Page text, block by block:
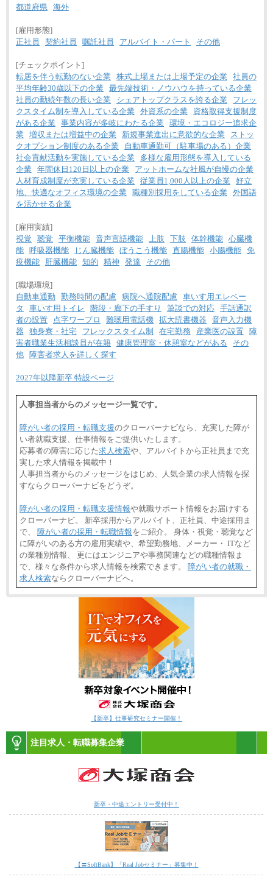
都道府県
海外
[雇用形態]
正社員
契約社員 嘱託社員 アルバイト・パート その他
[チェックポイント]
転居を伴う転勤のない企業 株式上場または上場予定の企業 社員の
平均年齢30歳以下の企業 最先端技術・ノウハウを持っている企業
社員の勤続年数の長い企業
シェアトップクラスを誇る企業
フレッ
クスタイム制を導入している企業 外資系の企業
資格取得支援制度
がある企業 事業内容が多岐にわたる企業 環境・エコロジー追求企
業 増収または増益中の企業 新規事業進出に意欲的な企業
ストッ
クオプション制度のある企業
自動車通勤可（駐車場のある）企業
社会貢献活動を実施している企業
多様な雇用形態を導入している
企業 年間休日120日以上の企業
アットホームな社風が自慢の企業
人材育成制度が充実している企業 従業員1,000人以上の企業 好立
地、快適なオフィス環境の企業 職種別採用をしている企業 外国語
を活かせる企業
[雇用実績]
視覚
聴覚 平衡機能 音声言語機能 上肢 下肢 体幹機能 心臓機
能 呼吸器機能 じん臓機能 ぼうこう機能 直腸機能 小腸機能 免
疫機能
肝臓機能 知的 精神 発達 その他
[職場環境]
自動車通勤
勤務時間の配慮 病院へ通院配慮 車いす用エレベー
タ
車いす用トイレ 階段・廊下の手すり 筆談での対応 手話通訳
者の設置
点字ワープロ 難聴用電話機 拡大読書機器
音声入力機
器
独身寮・社宅 フレックスタイム制 在宅勤務 産業医の設置
障
害者職業生活相談員が在籍 健康管理室・休憩室などがある
その
他
障害者求人を詳しく探す
2027年以降新卒 特設ページ
人事担当者からのメッセージ一覧です。
障がい者の採用・転職支援のクローバーナビなら、充実した障が
い者就職支援、仕事情報をご提供いたします。
応募者の障害に応じた求人検索や、アルバイトから正社員まで充
実した求人情報を掲載中！
人事担当者からのメッセージをはじめ、人気企業の求人情報を探
すならクローバーナビをどうぞ。
障がい者の採用・転職支援情報や就職サポート情報をお届けする
クローバーナビ。 新卒採用からアルバイト、正社員、中途採用ま
で、 障がい者の採用・転職情報をご紹介。 身体・視覚・聴覚など
に障がいのある方の雇用実績や、希望勤務地、メーカー・ ITなど
の業種別情報、 更にはエンジニアや事務関連などの職種情報ま
で、様々な条件から求人情報を検索できます。 障がい者の就職・
求人検索ならクローバーナビへ。
【新卒】仕事研究セミナー開催！
注目求人・転職募集企業
新卒・中途エントリー受付中！
【〓SoftBank】「Real Jobセミナー」募集中！